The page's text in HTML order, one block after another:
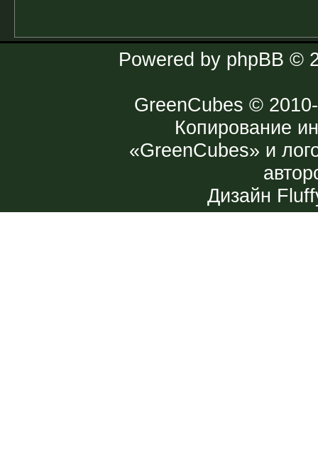
Powered by phpBB ©
GreenCubes ©
Копирование
«GreenCubes» и
Дизайн